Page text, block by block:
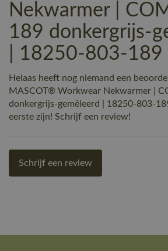
Nekwarmer |
189 donkergrijs-
| 18250-803-189
Helaas heeft nog niemand een
MASCOT® Workwear Nekwarmer |
donkergrijs-gemêleerd | 18250-803-
eerste zijn! Schrijf een review!
Schrijf een review